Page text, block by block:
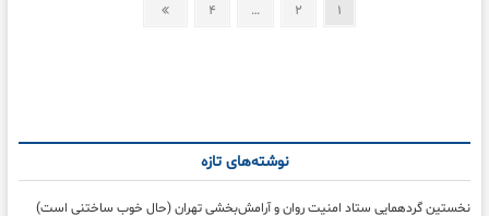
Page۱ Page
۲ …
Page
۴
نوشته‌های تازه
نخستین گردهمایی ستاد امنیت روان و آرامش‌بخشی تهران (حال خوب ساختنی است)